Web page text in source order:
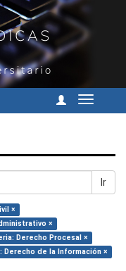
Cambiar
Ir
×
×
Derecho Procesal ×
Derecho de la Información ×